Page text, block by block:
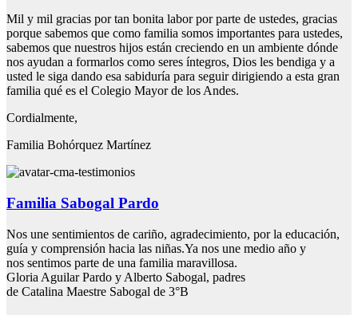
Mil y mil gracias por tan bonita labor por parte de ustedes, gracias
porque sabemos que como familia somos importantes para ustedes,
sabemos que nuestros hijos están creciendo en un ambiente dónde
nos ayudan a formarlos como seres íntegros, Dios les bendiga y a
usted le siga dando esa sabiduría para seguir dirigiendo a esta gran
familia qué es el Colegio Mayor de los Andes.
Cordialmente,
Familia Bohórquez Martínez
Familia Sabogal Pardo
Nos une sentimientos de cariño, agradecimiento, por la educación,
guía y comprensión hacia las niñas.Ya nos une medio año y
nos sentimos parte de una familia maravillosa.
Gloria Aguilar Pardo y Alberto Sabogal, padres
de Catalina Maestre Sabogal de 3°B